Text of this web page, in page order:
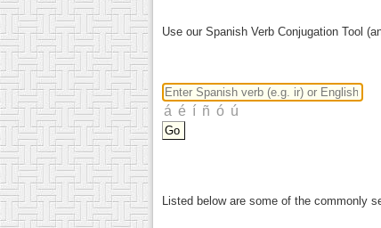
Use our Spanish Verb Conjugation Tool
Listed below are some of the commonly